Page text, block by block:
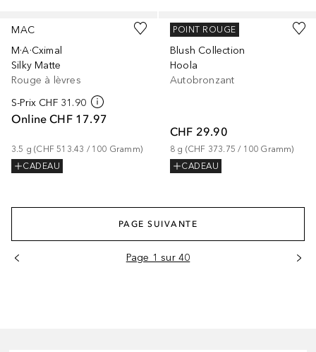
MAC
M·A·Cximal
Silky Matte
Rouge à lèvres
S-Prix CHF 31.90
Online CHF 17.97
3.5 g (CHF 513.43 / 100 Gramm)
CADEAU
BENEFIT
Blush Collection
Hoola
Autobronzant
CHF 29.90
8 g (CHF 373.75 / 100 Gramm)
CADEAU
POINT ROUGE
PAGE SUIVANTE
Page 1 sur 40